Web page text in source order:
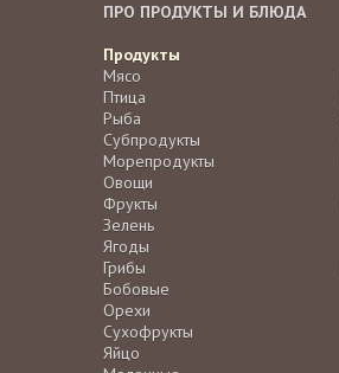
ПРО ПРОДУКТЫ И БЛЮДА
Продукты
Мясо
Птица
Рыба
Субпродукты
Морепродукты
Овощи
Фрукты
Зелень
Ягоды
Грибы
Бобовые
Орехи
Сухофрукты
Яйцо